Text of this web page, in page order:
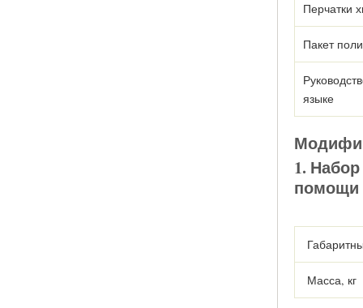
Перчатки
Пакет
языке
1.
помощи
Масса, кг